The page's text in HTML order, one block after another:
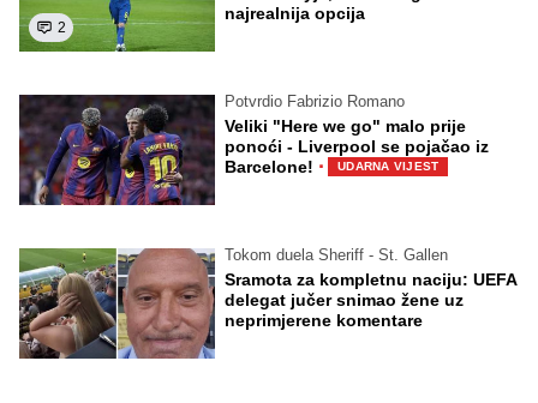
2
najrealnija opcija
Potvrdio Fabrizio Romano
Veliki "Here we go" malo prije
ponoći - Liverpool se pojačao iz
Barcelone! · UDARNA VIJEST
Tokom duela Sheriff - St. Gallen
Sramota za kompletnu naciju: UEFA
delegat jučer snimao žene uz
neprimjerene komentare